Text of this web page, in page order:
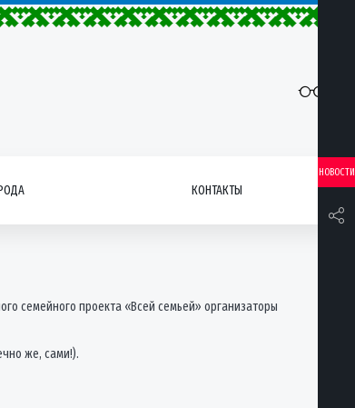
КОНТАКТЫ
НОВОСТИ
семейного проекта «Всей семьей» организаторы
же, сами!).